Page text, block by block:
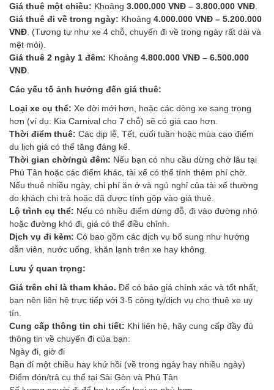
Giá thuê một chiều: Khoảng 3.000.000 VNĐ – 3.800.000 VNĐ
Giá thuê đi về trong ngày: Khoảng 4.000.000 VNĐ – 5.200.000
VNĐ . (Tương tự như xe 4 chỗ, chuyến đi về trong ngày rất dài và
mệt mỏi).
Giá thuê 2 ngày 1 đêm: Khoảng 4.800.000 VNĐ – 6.500.000
VNĐ
Các yếu tố ảnh hưởng đến giá thuê:
Loại xe cụ thể: Xe đời mới hơn, hoặc các dòng xe sang trọng
hơn (ví dụ: Kia Carnival cho 7 chỗ) sẽ có giá cao hơn.
Thời điểm thuê: Các dịp lễ, Tết, cuối tuần hoặc mùa cao điểm
du lịch giá có thể tăng đáng kể.
Thời gian chờ/ngủ đêm: Nếu bạn có nhu cầu dừng chờ lâu tại
Phú Tân hoặc các điểm khác, tài xế có thể tính thêm phí chờ.
Nếu thuê nhiều ngày, chi phí ăn ở và ngủ nghỉ của tài xế thường
do khách chi trả hoặc đã được tính gộp vào giá thuê.
Lộ trình cụ thể: Nếu có nhiều điểm dừng đỗ, đi vào đường nhỏ
hoặc đường khó đi, giá có thể điều chỉnh.
Dịch vụ đi kèm: Có bao gồm các dịch vụ bổ sung như hướng
dẫn viên, nước uống, khăn lạnh trên xe hay không.
Lưu ý quan trọng:
Giá trên chỉ là tham khảo. Để có báo giá chính xác và tốt nhất,
bạn nên liên hệ trực tiếp với 3-5 công ty/dịch vụ cho thuê xe uy
tín.
Cung cấp thông tin chi tiết: Khi liên hệ, hãy cung cấp đầy đủ
thông tin về chuyến đi của bạn:
Ngày đi, giờ đi
Bạn đi một chiều hay khứ hồi (về trong ngày hay nhiều ngày)
Điểm đón/trả cụ thể tại Sài Gòn và Phú Tân